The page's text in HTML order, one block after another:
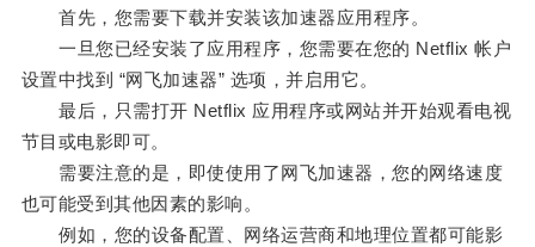
首先，您需要下载并安装该加速器应用程序。
一旦您已经安装了应用程序，您需要在您的 Netflix 帐户
设置中找到 “网飞加速器” 选项，并启用它。
最后，只需打开 Netflix 应用程序或网站并开始观看电视
节目或电影即可。
需要注意的是，即使使用了网飞加速器，您的网络速度
也可能受到其他因素的影响。
例如，您的设备配置、网络运营商和地理位置都可能影